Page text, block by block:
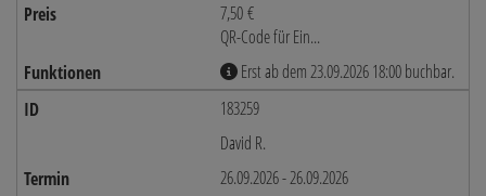
7,50 €
QR-Code für Ein...
Erst ab dem 23.09.2026 18:00 buchbar.
183259
David R.
26.09.2026 - 26.09.2026